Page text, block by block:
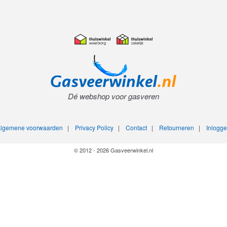
Dé webshop voor gasveren
voorwaarden | Privacy Policy | Contact | Retourneren |
© 2012 - 2026 Gasveerwinkel.nl